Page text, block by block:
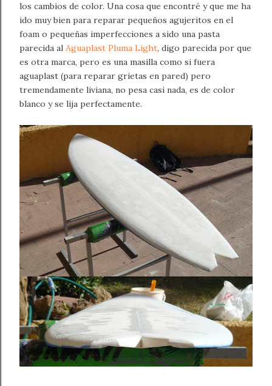
los cambios de color. Una cosa que encontré y que me ha
ido muy bien para reparar pequeños agujeritos en el
foam o pequeñas imperfecciones a sido una pasta
parecida al Aguaplast Pluma Light, digo parecida por que
es otra marca, pero es una masilla como si fuera
aguaplast (para reparar grietas en pared) pero
tremendamente liviana, no pesa casi nada, es de color
blanco y se lija perfectamente.